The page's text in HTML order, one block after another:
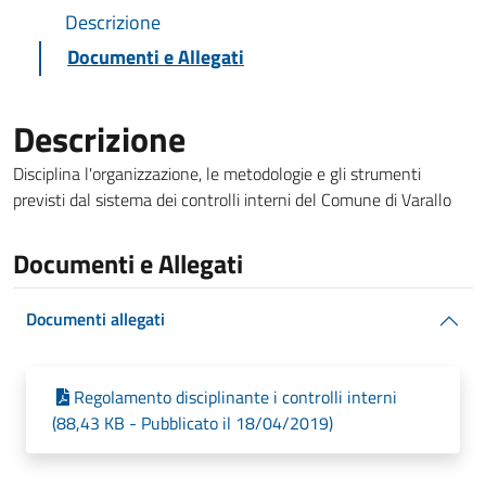
Descrizione
Documenti e Allegati
Descrizione
Disciplina l'organizzazione, le metodologie e gli strumenti
previsti dal sistema dei controlli interni del Comune di Varallo
Documenti e Allegati
Documenti allegati
Regolamento disciplinante i controlli interni
(88,43 KB - Pubblicato il 18/04/2019)